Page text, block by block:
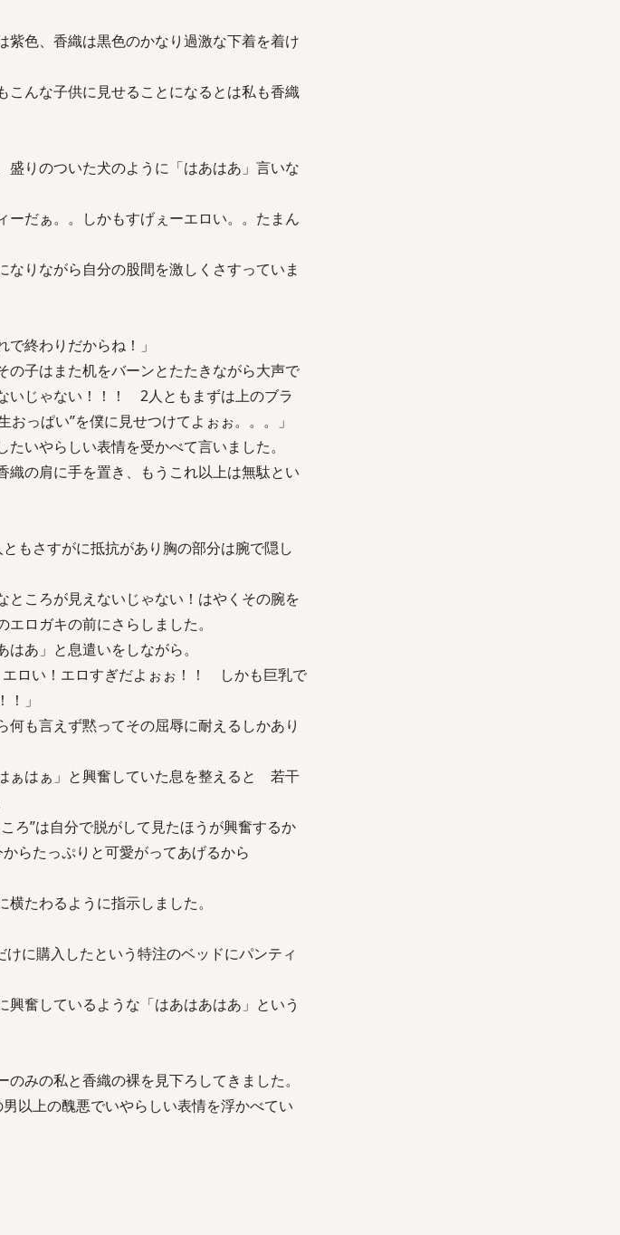
色、香織は黒色のかなり過激な下着を着け
こんな子供に見せることになるとは私も香織
りのついた犬のように「はあはあ」言いな
ーだぁ。。しかもすげぇーエロい。。たまん
りながら自分の股間を激しくさすっていま
終わりだからね！」
の子はまた机をバーンとたたきながら大声で
いじゃない！！！ 2人ともまずは上のブラ
っぱい”を僕に見せつけてよぉぉ。。。」
いやらしい表情を受かべて言いました。
織の肩に手を置き、もうこれ以上は無駄とい
もさすがに抵抗があり胸の部分は腕で隠し
ころが見えないじゃない！はやくその腕を
ロガキの前にさらしました。
あ」と息遣いをしながら。
エロい！エロすぎだよぉぉ！！ しかも巨乳で
」
も言えず黙ってその屈辱に耐えるしかあり
ぁはぁ」と興奮していた息を整えると 若干
ろ”は自分で脱がして見たほうが興奮するか
らたっぷりと可愛がってあげるから
たわるように指示しました。
に購入したという特注のベッドにパンティ
奮しているような「はあはあはあ」という
みの私と香織の裸を見下ろしてきました。
以上の醜悪でいやらしい表情を浮かべてい